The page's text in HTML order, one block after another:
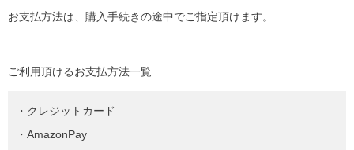
お支払方法は、購入手続きの途中でご指定頂けます。
ご利用頂けるお支払方法一覧
・クレジットカード
・AmazonPay